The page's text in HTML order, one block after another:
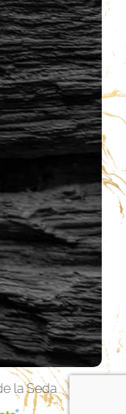
la Seda